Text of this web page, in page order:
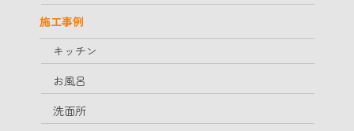
施工事例
キッチン
お風呂
洗面所